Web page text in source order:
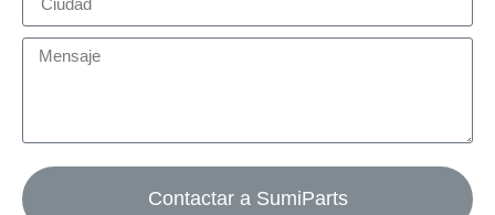
Contactar a SumiParts